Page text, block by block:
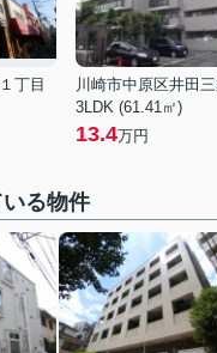
丁目
川崎市中原区井田
3LDK (61.41㎡)
13.4万円
る物件